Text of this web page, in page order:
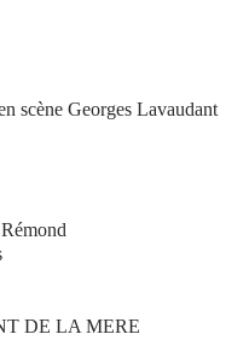
scène Georges Lavaudant
DE LA MERE